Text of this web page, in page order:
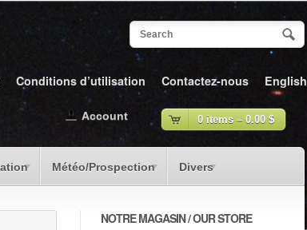
Conditions d’utilisation Contactez-nous English
Météo/Prospection Divers
0 items – 0.00 $
Account
NOTRE MAGASIN / OUR STORE